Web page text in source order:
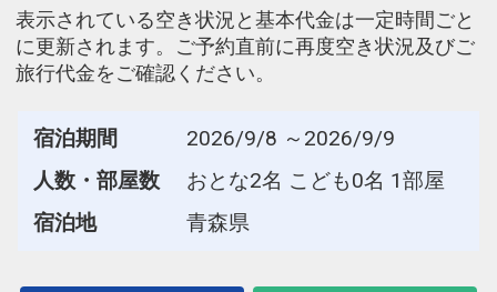
表示されている空き状況と基本代金は一定時間ごと
に更新されます。ご予約直前に再度空き状況及びご
旅行代金をご確認ください。
宿泊期間
2026/9/8 ～2026/9/9
人数・部屋数
おとな2名 こども0名 1部屋
宿泊地
青森県